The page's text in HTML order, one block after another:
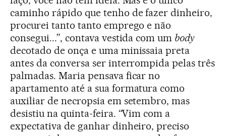
caminho rápido que tenho de fazer dinheiro,
procurei tanto tanto emprego e não
consegui...”, contava vestida com um body
decotado de onça e uma minissaia preta
antes da conversa ser interrompida pelas três
palmadas. Maria pensava ficar no
apartamento até a sua formatura como
auxiliar de necropsia em setembro, mas
desistiu na quinta-feira. “Vim com a
expectativa de ganhar dinheiro, preciso